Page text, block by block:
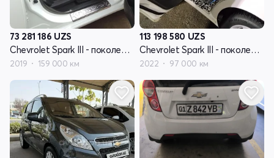
73 281 186 UZS
Chevrolet Spark III - поколение
2019 159 000 км
113 198 580 UZS
Chevrolet Spark III - поколение
2022 97 000 км